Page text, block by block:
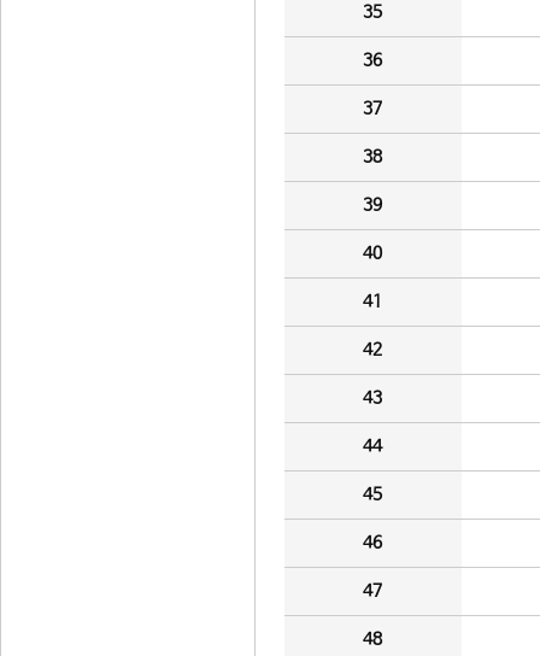
35
36
37
38
39
40
41
42
43
44
45
46
47
48